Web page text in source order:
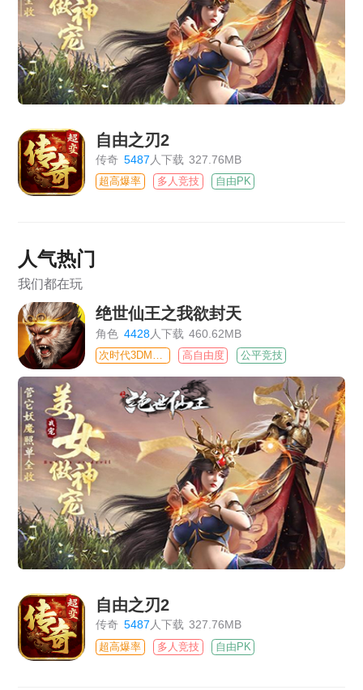
自由之刃2
传奇 5487 人下载 327.76MB
超高爆率 多人竞技 自由PK
人气热门
我们都在玩
绝世仙王之我欲封天
角色 4428人下载 460.62MB
高自由度 公平竞技
自由之刃2
传奇 5487人下载 327.76MB
超高爆率 多人竞技 自由PK